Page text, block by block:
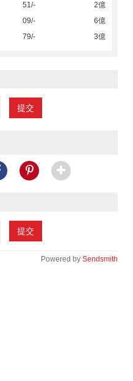
51/-
2億
09/-
6億
79/- 3億
提交
提交
Powered by Sendsmith